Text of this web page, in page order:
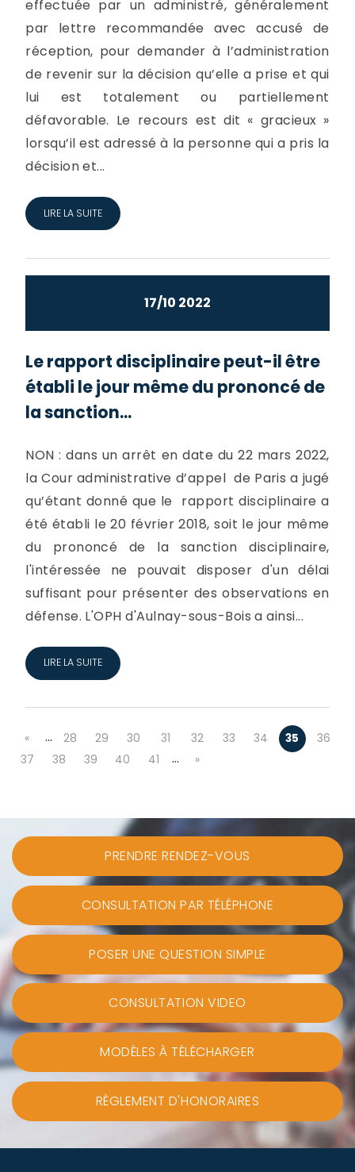
effectuée par un administré, généralement
par lettre recommandée avec accusé de
réception, pour demander à l’administration
de revenir sur la décision qu’elle a prise et qui
lui est totalement ou partiellement
défavorable. Le recours est dit « gracieux »
lorsqu’il est adressé à la personne qui a pris la
décision et...
LIRE LA SUITE
17/10 2022
Le rapport disciplinaire peut-il être
établi le jour même du prononcé de
la sanction...
NON : dans un arrêt en date du 22 mars 2022,
la Cour administrative d’appel de Paris a jugé
qu’étant donné que le rapport disciplinaire a
été établi le 20 février 2018, soit le jour même
du prononcé de la sanction disciplinaire,
l'intéressée ne pouvait disposer d'un délai
suffisant pour présenter des observations en
défense. L'OPH d'Aulnay-sous-Bois a ainsi...
LIRE LA SUITE
« … 28 29 30 31 32 33 34 35
36
37
38 39 40 41 … »
PRENDRE RENDEZ-VOUS
CONSULTATION PAR TÉLÉPHONE
POSER UNE QUESTION SIMPLE
CONSULTATION VIDEO
MODÈLES À TÉLÉCHARGER
RÈGLEMENT D'HONORAIRES